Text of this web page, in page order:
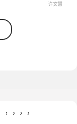
许文慧
，，，